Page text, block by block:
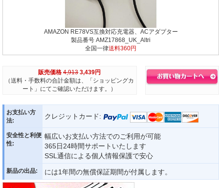
AMAZON RE78VS互換対応充電器、ACアダプター
製品番号 AMZ17868_UK_Altri
全国一律送料360円
販売価格 4,913 3,439円
（送料・手数料の合計金額は、「ショッピングカ
ート」にてご確認いただけます。）
お支払い方
法:
クレジットカード:
安全性と利便
性:
幅広いお支払い方法でのご利用が可能
365日24時間サポートいたします
SSL通信による個人情報保護で安心
新品の出品: には1年間の無償保証期間が付属します。